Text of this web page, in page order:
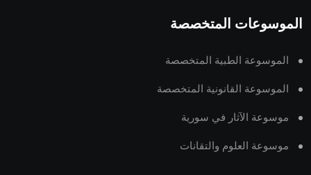
الموسوعات المتخصصة
الموسوعة الطبية المتخصصة
الموسوعة القانونية المتخصصة
موسوعة الآثار في سورية
موسوعة العلوم والتقانات